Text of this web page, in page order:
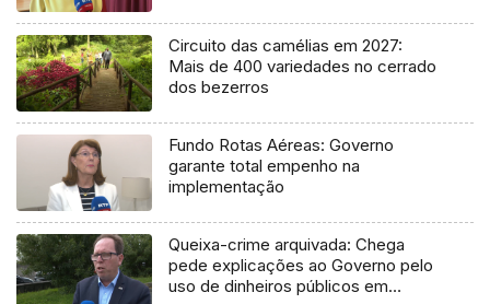
Circuito das camélias em 2027:
Mais de 400 variedades no cerrado
dos bezerros
Fundo Rotas Aéreas: Governo
garante total empenho na
implementação
Queixa-crime arquivada: Chega
pede explicações ao Governo pelo
uso de dinheiros públicos em